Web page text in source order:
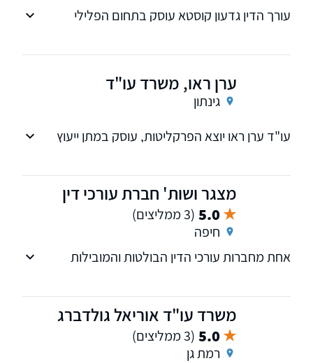
עורך הדין גדעון קוסטא עוסק בתחום הפלילי
ערן ראו, משרד עו"ד
גינתון
עו"ד ערן ראו יוצא הפרקליטות, עוסק במתן ייעוץ
מצגר ושות' חברת עורכי דין
5.0 (3 ממליצים)
חיפה
אחת מחברות עורכי הדין הבולטות והמובילות
פרעון, שיקום כלכלי, תביעות אזרחיות, דיני עבודה,
נזקי גוף, ביטוח לאומי, נדל"ן, תעבורה, פלילי ועוד.
אנו מייצגים לקוחות מצפת ועד אילת.
משרד עו"ד אוריאל גולדברג
5.0 (3 ממליצים)
רמת גן